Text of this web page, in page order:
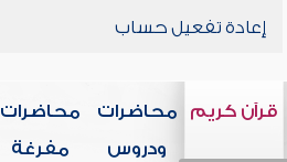
إعادة تفعيل حساب
قرآن كريم
محاضرات
ودروس
محاضرات
مفرغة